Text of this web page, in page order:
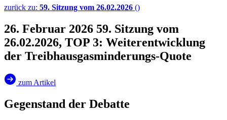
zurück zu: 59. Sitzung vom 26.02.2026 ()
26. Februar 2026 59. Sitzung vom
26.02.2026, TOP 3: Weiterentwicklung
der Treibhausgasminderungs-Quote
zum Artikel
Gegenstand der Debatte